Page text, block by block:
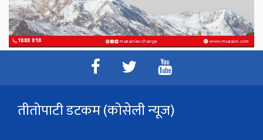
तीतोपाटी डटकम (कोसेली न्यूज)